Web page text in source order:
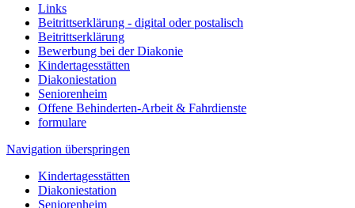
Links
Beitrittserklärung - digital oder postalisch
Beitrittserklärung
Bewerbung bei der Diakonie
Kindertagesstätten
Diakoniestation
Seniorenheim
Offene Behinderten-Arbeit & Fahrdienste
formulare
Navigation überspringen
Kindertagesstätten
Diakoniestation
Seniorenheim